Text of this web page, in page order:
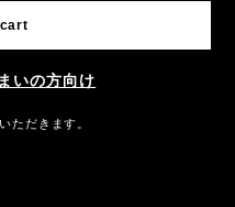
いの方向け
ただきます。